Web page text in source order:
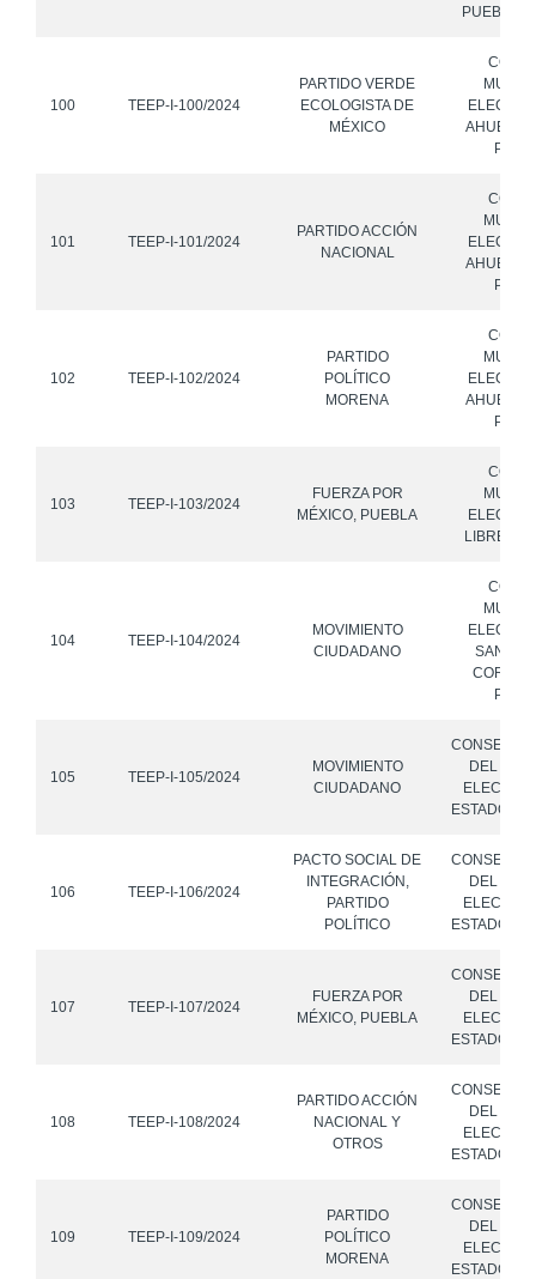
PUEBLA,
100 TEEP-I-100/2024
PARTIDO VERDE
ECOLOGISTA DE
MÉXICO
101 TEEP-I-101/2024
PARTIDO ACCIÓN
NACIONAL
102 TEEP-I-102/2024
PARTIDO
POLÍTICO
MORENA
103 TEEP-I-103/2024
FUERZA POR
MÉXICO, PUEBLA
LIBRES,
104 TEEP-I-104/2024
MOVIMIENTO
CIUDADANO
SANTA
105 TEEP-I-105/2024
MOVIMIENTO
CIUDADANO
CONSEJO
DEL
ESTADO
106 TEEP-I-106/2024
PACTO SOCIAL DE
INTEGRACIÓN,
PARTIDO
POLÍTICO
CONSEJO
DEL
ESTADO
107 TEEP-I-107/2024
FUERZA POR
MÉXICO, PUEBLA
CONSEJO
DEL
ESTADO
108 TEEP-I-108/2024
PARTIDO ACCIÓN
NACIONAL Y
OTROS
CONSEJO
DEL
ESTADO
109 TEEP-I-109/2024
PARTIDO
POLÍTICO
MORENA
CONSEJO
DEL
ESTADO